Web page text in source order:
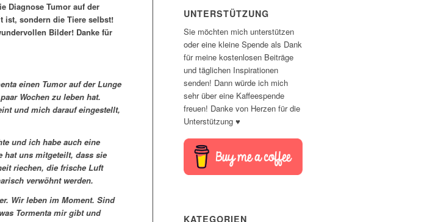
Diagnose Tumor auf der
ist, sondern die Tiere selbst!
Bilder! Danke für
einen Tumor auf der Lunge
Wochen zu leben hat.
und mich darauf eingestellt,
und ich habe auch eine
hat uns mitgeteilt, dass sie
riechen, die frische Luft
verwöhnt werden.
Wir leben im Moment. Sind
Tormenta mir gibt und
UNTERSTÜTZUNG
Sie möchten mich unterstützen
oder eine kleine Spende als Dank
für meine kostenlosen Beiträge
und täglichen Inspirationen
senden! Dann würde ich mich
sehr über eine Kaffeespende
freuen! Danke von Herzen für die
Unterstützung ♥
KATEGORIEN